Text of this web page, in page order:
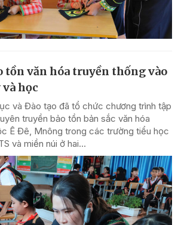
tồn văn hóa truyền thống vào
học
và Đào tạo đã tổ chức chương trình tập
truyền bảo tồn bản sắc văn hóa
Ê Đê, Mnông trong các trường tiểu học
và miền núi ở hai...